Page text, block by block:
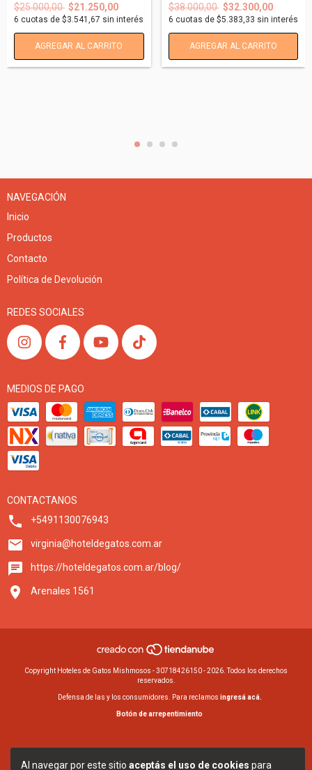
Al navegar por este sitio aceptás el uso de cookies para
$25.000,00 $21.250,00
6 cuotas de $3.541,67 sin interés
$38.000,00 $32.300,00
6 cuotas de $5.383,33 sin interés
NAVEGACIÓN
Inicio
Productos
Contacto
Política de Devolución
REDES SOCIALES
MEDIOS DE PAGO
CONTACTANOS
+5491130076943
virginia@hoteldegatos.com.ar
https://hoteldegatos.com.ar/blog/
Arenales 1561
Copyright Hoteles de Gatos Mishmosos - 30718426150 - 2026. Todos los derechos
reservados.
Defensa de las y los consumidores. Para reclamos ingresá acá.
Botón de arrepentimiento